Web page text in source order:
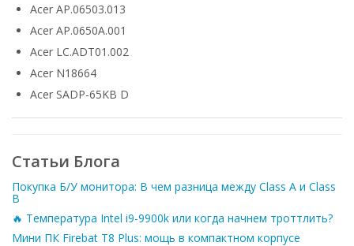
Acer AP.06503.013
Acer AP.0650A.001
Acer LC.ADT01.002
Acer N18664
Acer SADP-65KB D
Статьи Блога
Покупка Б/У монитора: В чем разница между Class A и Class
B
🔥 Температура Intel i9-9900k или когда начнем троттлить?
Мини ПК Firebat T8 Plus: мощь в компактном корпусе